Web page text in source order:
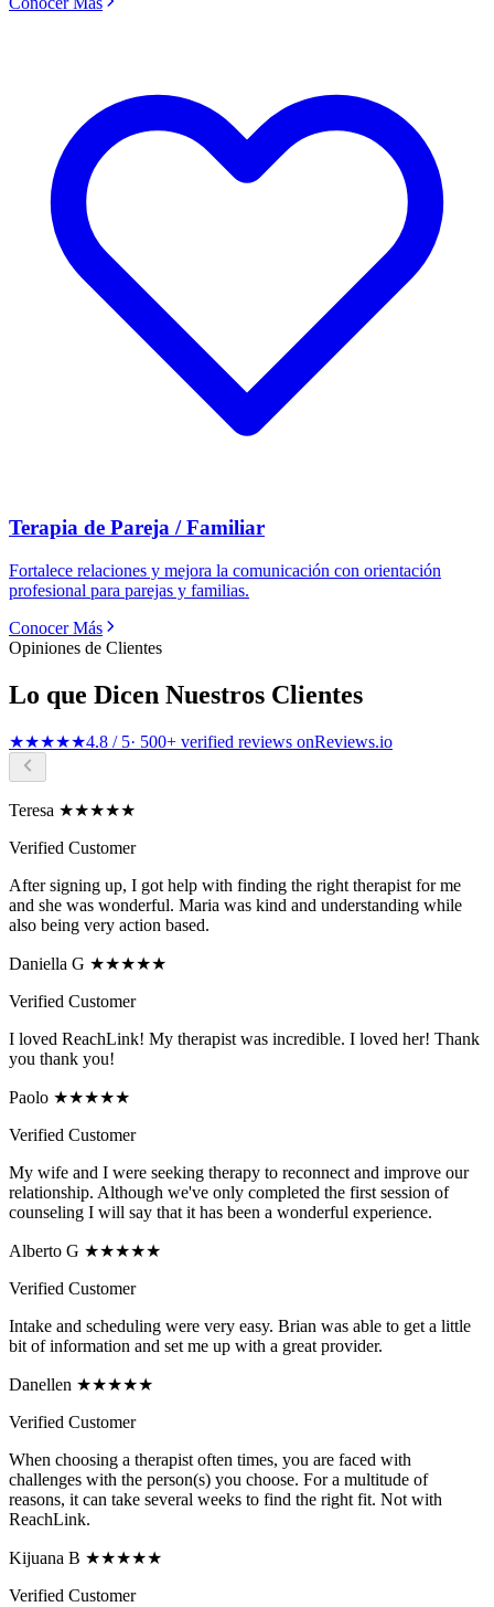
Terapia de Pareja / Familiar
Fortalece relaciones y mejora la comunicación con orientación
profesional para parejas y familias.
Conocer Más
Opiniones de Clientes
Lo que Dicen Nuestros Clientes
★★★★★4.8 / 5· 500+ verified reviews onReviews.io
Teresa ★★★★★
Verified Customer
After signing up, I got help with finding the right therapist for me
and she was wonderful. Maria was kind and understanding while
also being very action based.
Daniella G ★★★★★
Verified Customer
I loved ReachLink! My therapist was incredible. I loved her! Thank
you thank you!
Paolo ★★★★★
Verified Customer
My wife and I were seeking therapy to reconnect and improve our
relationship. Although we've only completed the first session of
counseling I will say that it has been a wonderful experience.
Alberto G ★★★★★
Verified Customer
Intake and scheduling were very easy. Brian was able to get a little
bit of information and set me up with a great provider.
Danellen ★★★★★
Verified Customer
When choosing a therapist often times, you are faced with
challenges with the person(s) you choose. For a multitude of
reasons, it can take several weeks to find the right fit. Not with
ReachLink.
Kijuana B ★★★★★
Verified Customer